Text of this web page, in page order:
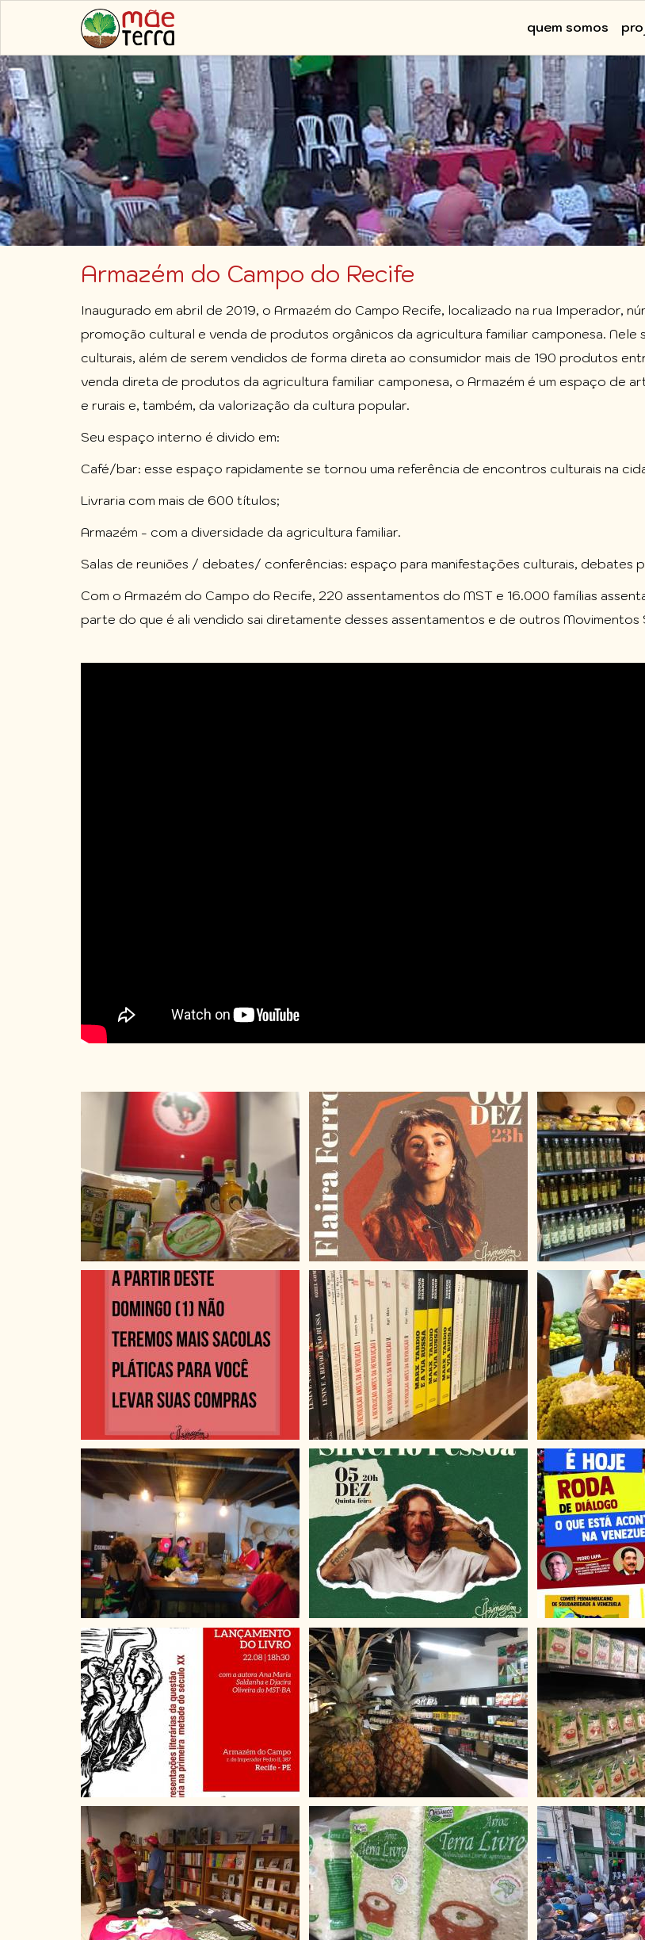
Pular
para
o
conteúdo
principal
Main
quem somos
Armazém do Campo do Recife
Inaugurado em abril de 2019, o Armazém do Campo Recife, localizado na rua Imperador,
promoção cultural e venda de produtos orgânicos da agricultura familiar camponesa.
culturais, além de serem vendidos de forma direta ao consumidor mais de 190 produtos
venda direta de produtos da agricultura familiar camponesa, o Armazém é um espaço de
e rurais e, também, da valorização da cultura popular.
Seu espaço interno é divido em:
Café/bar: esse espaço rapidamente se tornou uma referência de encontros culturais na
Livraria com mais de 600 títulos;
Armazém - com a diversidade da agricultura familiar.
Salas de reuniões / debates/ conferências: espaço para manifestações culturais, debates
Com o Armazém do Campo do Recife, 220 assentamentos do MST e 16.000 famílias
parte do que é ali vendido sai diretamente desses assentamentos e de outros Movimentos